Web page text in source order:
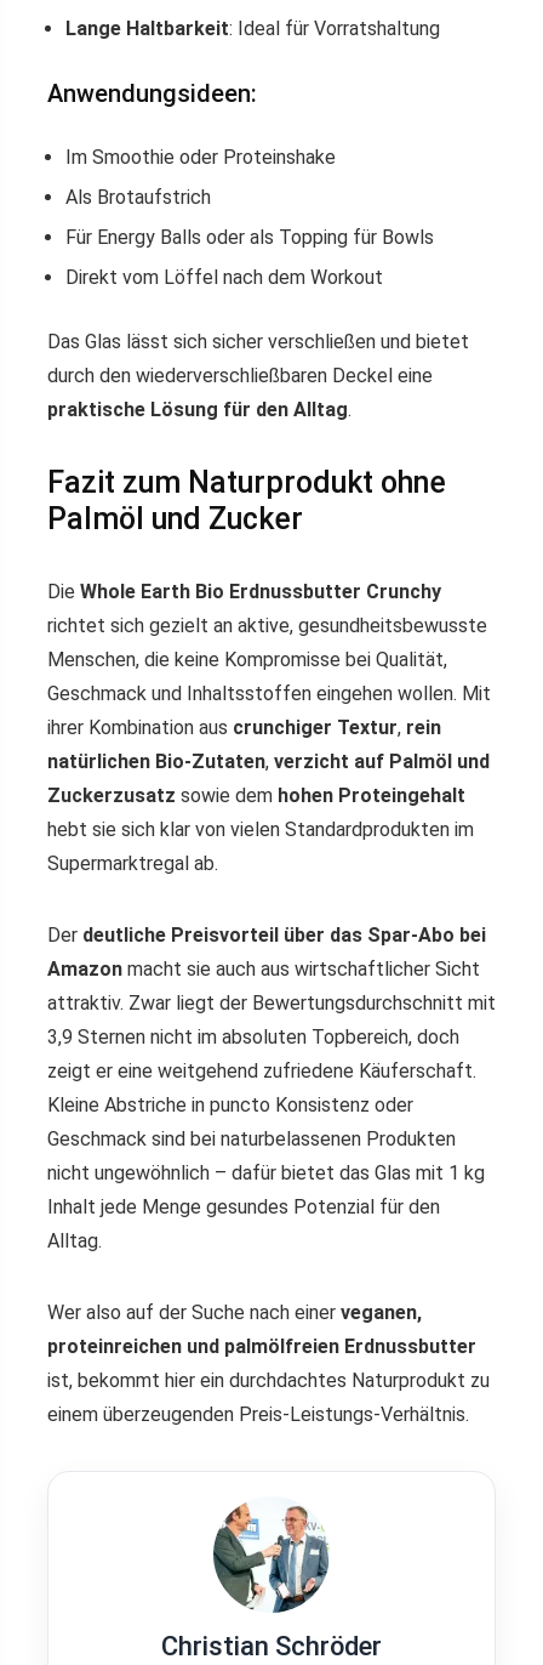
Lange Haltbarkeit: Ideal für Vorratshaltung
Anwendungsideen:
Im Smoothie oder Proteinshake
Als Brotaufstrich
Für Energy Balls oder als Topping für Bowls
Direkt vom Löffel nach dem Workout
Das Glas lässt sich sicher verschließen und bietet
durch den wiederverschließbaren Deckel eine
praktische Lösung für den Alltag.
Fazit zum Naturprodukt ohne
Palmöl und Zucker
Die Whole Earth Bio Erdnussbutter Crunchy
richtet sich gezielt an aktive, gesundheitsbewusste
Menschen, die keine Kompromisse bei Qualität,
Geschmack und Inhaltsstoffen eingehen wollen. Mit
ihrer Kombination aus crunchiger Textur, rein
natürlichen Bio-Zutaten, verzicht auf Palmöl und
Zuckerzusatz sowie dem hohen Proteingehalt
hebt sie sich klar von vielen Standardprodukten im
Supermarktregal ab.
Der deutliche Preisvorteil über das Spar-Abo bei
Amazon macht sie auch aus wirtschaftlicher Sicht
attraktiv. Zwar liegt der Bewertungsdurchschnitt mit
3,9 Sternen nicht im absoluten Topbereich, doch
zeigt er eine weitgehend zufriedene Käuferschaft.
Kleine Abstriche in puncto Konsistenz oder
Geschmack sind bei naturbelassenen Produkten
nicht ungewöhnlich – dafür bietet das Glas mit 1 kg
Inhalt jede Menge gesundes Potenzial für den
Alltag.
Wer also auf der Suche nach einer veganen,
proteinreichen und palmölfreien Erdnussbutter
ist, bekommt hier ein durchdachtes Naturprodukt zu
einem überzeugenden Preis-Leistungs-Verhältnis.
Christian Schröder